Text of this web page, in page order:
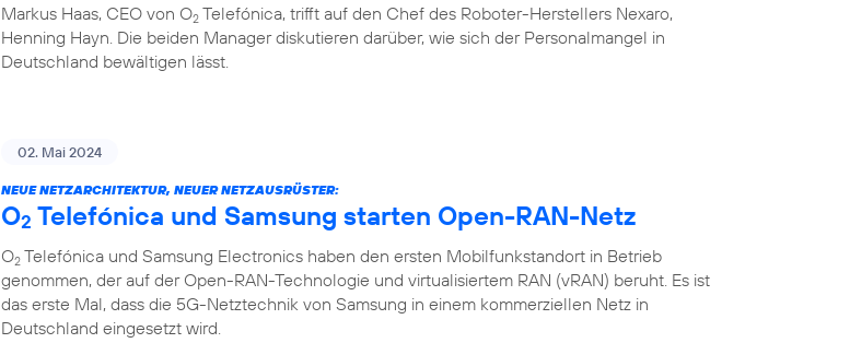
Markus Haas, CEO von O2 Telefónica, trifft auf den Chef des Roboter-Herstellers Nexaro,
Henning Hayn. Die beiden Manager diskutieren darüber, wie sich der Personalmangel in
Deutschland bewältigen lässt.
02. Mai 2024
NEUE NETZARCHITEKTUR, NEUER NETZAUSRÜSTER:
O2 Telefónica und Samsung starten Open-RAN-Netz
O2 Telefónica und Samsung Electronics haben den ersten Mobilfunkstandort in Betrieb
genommen, der auf der Open-RAN-Technologie und virtualisiertem RAN (vRAN) beruht. Es ist
das erste Mal, dass die 5G-Netztechnik von Samsung in einem kommerziellen Netz in
Deutschland eingesetzt wird.